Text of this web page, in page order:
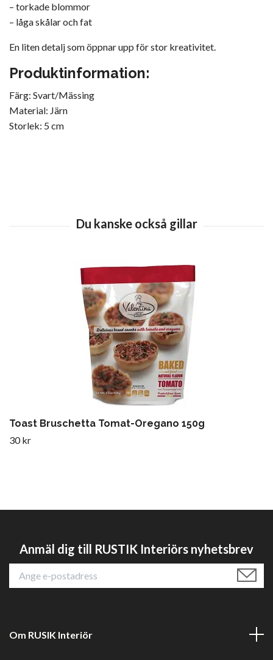
– torkade blommor
– låga skålar och fat
En liten detalj som öppnar upp för stor kreativitet.
Produktinformation:
Färg: Svart/Mässing
Material: Järn
Storlek: 5 cm
Toast Bruschetta Tomat-Oregano 150g
30 kr
Anmäl dig till RUSTIK Interiörs nyhetsbrev
Om RUSIK Interiör